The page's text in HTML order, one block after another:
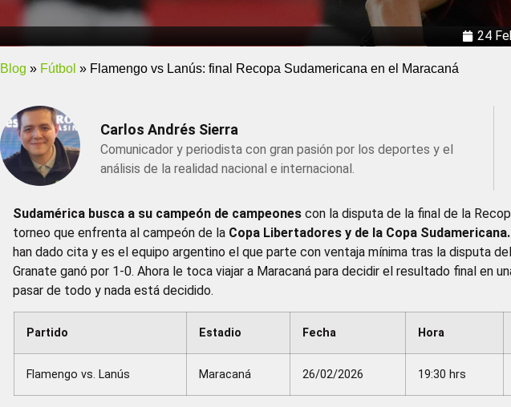
24
Blog » Fútbol » Flamengo vs Lanús: final Recopa Sudamericana en el Maracaná
Carlos Andrés Sierra
Comunicador y periodista con gran pasión por los deportes y el
análisis de la realidad nacional e internacional.
Sudamérica busca a su campeón de campeones con la disputa de la final de la
torneo que enfrenta al campeón de la Copa Libertadores y de la Copa Sudamericana.
han dado cita y es el equipo argentino el que parte con ventaja mínima tras la disputa
Granate ganó por 1-0. Ahora le toca viajar a Maracaná para decidir el resultado final en
pasar de todo y nada está decidido.
Partido Estadio Fecha Hora
Flamengo vs. Lanús Maracaná 26/02/2026 19:30 hrs